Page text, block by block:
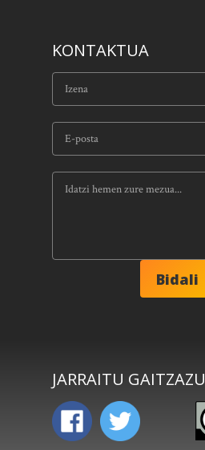
KONTAKTUA
JARRAITU GAITZAZU